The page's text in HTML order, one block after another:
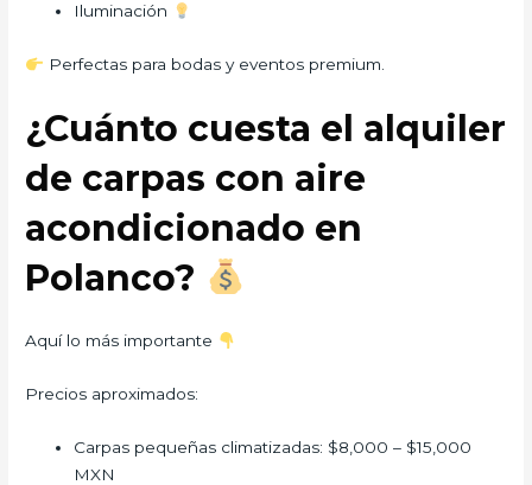
Iluminación
Perfectas para bodas y eventos premium.
¿Cuánto cuesta el alquiler
de carpas con aire
acondicionado en
Polanco?
Aquí lo más importante
Precios aproximados:
Carpas pequeñas climatizadas: $8,000 – $15,000
MXN